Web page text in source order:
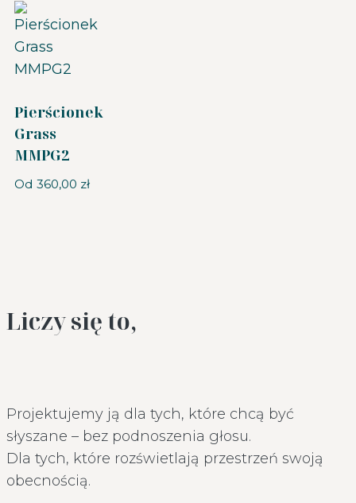
Pierścionek
Grass
MMPG2
Od 360,00 zł
Liczy się to,
Projektujemy ją dla tych, które chcą być
słyszane – bez podnoszenia głosu.
Dla tych, które rozświetlają przestrzeń swoją
obecnością.